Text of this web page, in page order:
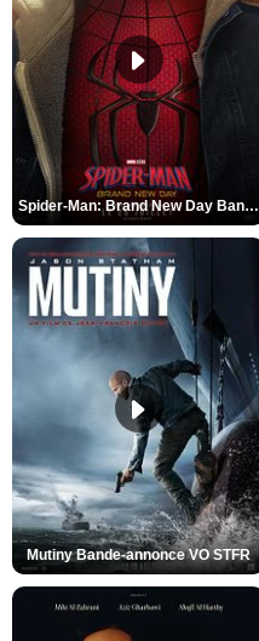
Spider-Man: Brand New Day Bande-annonce VO STFR
Mutiny Bande-annonce VO STFR